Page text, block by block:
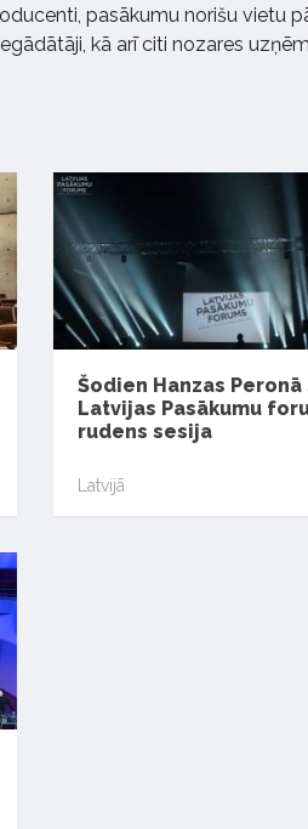
pasākumu norišu vietu
kā arī citi nozares
Šodien Hanzas Peronā
Latvijas Pasākumu
rudens sesija
Latvijā